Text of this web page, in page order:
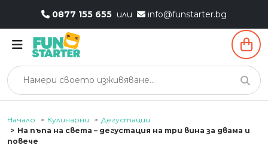
0877 155 655 или info@funstarter.bg
Начало Кулинарни
Дегустации
На пъпа на света – дегустация на три вина за двама и
повече